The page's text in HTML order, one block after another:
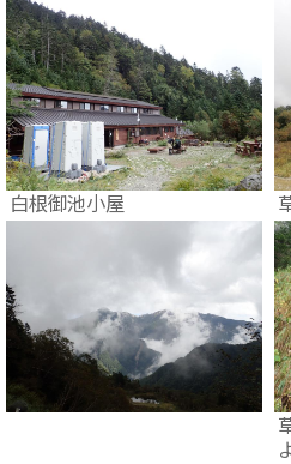
白根御池小屋